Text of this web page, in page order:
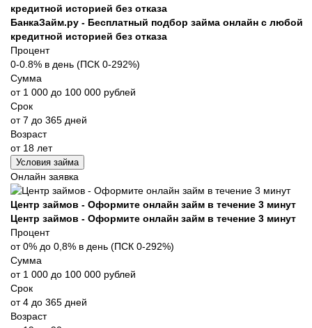
кредитной историей без отказа
БанкаЗайм.ру - Бесплатный подбор займа онлайн с любой
кредитной историей без отказа
Процент
0-0.8% в день (ПСК 0-292%)
Сумма
от 1 000 до 100 000 рублей
Срок
от 7 до 365 дней
Возраст
от 18 лет
Условия займа
Онлайн заявка
Центр займов - Оформите онлайн займ в течение 3 минут
Центр займов - Оформите онлайн займ в течение 3 минут
Процент
от 0% до 0,8% в день (ПСК 0-292%)
Сумма
от 1 000 до 100 000 рублей
Срок
от 4 до 365 дней
Возраст